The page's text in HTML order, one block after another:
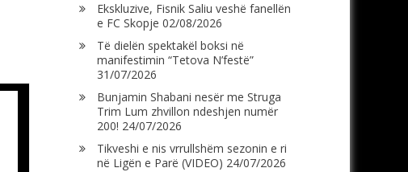
Ekskluzive, Fisnik Saliu veshë fanellën
e FC Skopje 02/08/2026
Të dielën spektakël boksi në
manifestimin “Tetova N’festë”
31/07/2026
Bunjamin Shabani nesër me Struga
Trim Lum zhvillon ndeshjen numër
200! 24/07/2026
Tikveshi e nis vrrullshëm sezonin e ri
në Ligën e Parë (VIDEO) 24/07/2026